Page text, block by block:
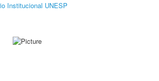
Institucional UNESP